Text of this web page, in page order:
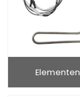
Elementen